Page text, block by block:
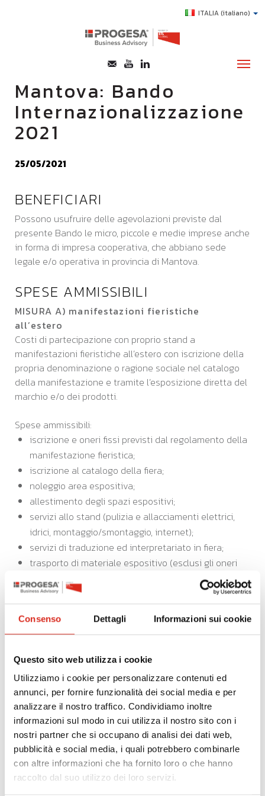
Consenso Dettagli Informazioni sui cookie
Questo sito web utilizza i cookie
Utilizziamo i cookie per personalizzare contenuti ed
annunci, per fornire funzionalità dei social media e per
analizzare il nostro traffico. Condividiamo inoltre
informazioni sul modo in cui utilizza il nostro sito con i
nostri partner che si occupano di analisi dei dati web,
pubblicità e social media, i quali potrebbero combinarle
con altre informazioni che ha fornito loro o che hanno
raccolto dal suo utilizzo dei loro servizi.
ITALIA(italiano)
CHI SIAMO
SERVIZI
E-LEARNING
AGEVOLAZIONI
SUCCESS STORY
CONTATTI
Mantova: Bando
Internazionalizzazione
2021
25/05/2021
BENEFICIARI
Possono usufruire delle agevolazioni previste dal
presente Bando le micro, piccole e medie imprese anche
in forma di impresa cooperativa, che abbiano sede
legale e/o operativa in provincia di Mantova.
SPESE AMMISSIBILI
MISURA A) manifestazioni fieristiche
all’estero
Costi di partecipazione con proprio stand a
manifestazioni fieristiche all’estero con iscrizione della
propria denominazione o ragione sociale nel catalogo
della manifestazione e tramite l’esposizione diretta del
marchio e/o dei prodotti.
Spese ammissibili:
iscrizione e oneri fissi previsti dal regolamento della
manifestazione fieristica;
iscrizione al catalogo della fiera;
noleggio area espositiva;
allestimento degli spazi espositivi;
servizi allo stand (pulizia e allacciamenti elettrici,
idrici, montaggio/smontaggio, internet);
servizi di traduzione ed interpretariato in fiera;
trasporto di materiale espositivo (esclusi gli oneri
doganali);
internazionali in Italia
Costi di partecipazione con proprio stand a
internazionale con iscrizione della propria
manifestazione e tramite l’esposizione diretta del
marchio e/o dei prodotti.
Spese ammissibili:
iscrizione e oneri fissi previsti dal regolamento della
manifestazione fieristica;
iscrizione al catalogo della fiera;